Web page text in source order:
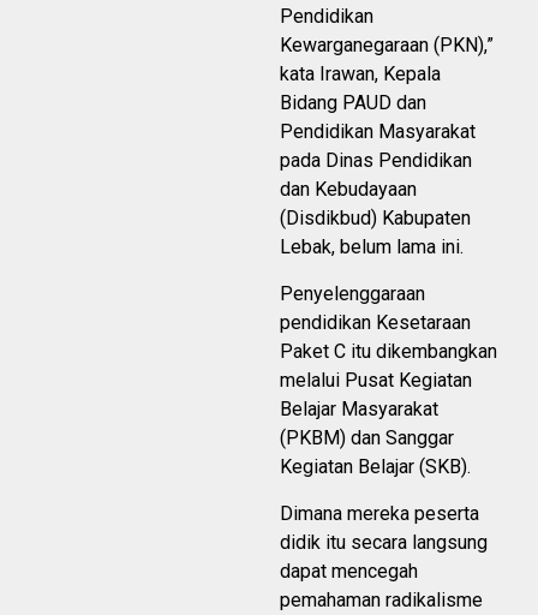
Pendidikan
Kewarganegaraan (PKN),”
kata Irawan, Kepala
Bidang PAUD dan
Pendidikan Masyarakat
pada Dinas Pendidikan
dan Kebudayaan
(Disdikbud) Kabupaten
Lebak, belum lama ini.
Penyelenggaraan
pendidikan Kesetaraan
Paket C itu dikembangkan
melalui Pusat Kegiatan
Belajar Masyarakat
(PKBM) dan Sanggar
Kegiatan Belajar (SKB).
Dimana mereka peserta
didik itu secara langsung
dapat mencegah
pemahaman radikalisme